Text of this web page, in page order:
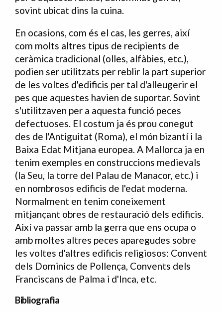
sovint ubicat dins la cuina.
En ocasions, com és el cas, les gerres, així
com molts altres tipus de recipients de
ceràmica tradicional (olles, alfàbies, etc.),
podien ser utilitzats per reblir la part superior
de les voltes d'edificis per tal d'alleugerir el
pes que aquestes havien de suportar. Sovint
s'utilitzaven per a aquesta funció peces
defectuoses. El costum ja és prou conegut
des de l'Antiguitat (Roma), el món bizantí i la
Baixa Edat Mitjana europea. A Mallorca ja en
tenim exemples en construccions medievals
(la Seu, la torre del Palau de Manacor, etc.) i
en nombrosos edificis de l'edat moderna.
Normalment en tenim coneixement
mitjançant obres de restauració dels edificis.
Així va passar amb la gerra que ens ocupa o
amb moltes altres peces aparegudes sobre
les voltes d'altres edificis religiosos: Convent
dels Dominics de Pollença, Convents dels
Franciscans de Palma i d'Inca, etc.
Bibliografia